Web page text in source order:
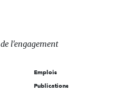
de l'engagement
Emplois
Publications